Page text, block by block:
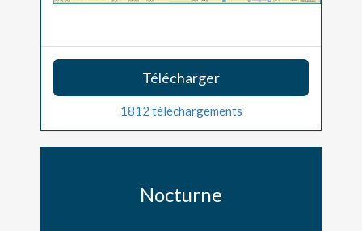
Télécharger
1812 téléchargements
Nocturne